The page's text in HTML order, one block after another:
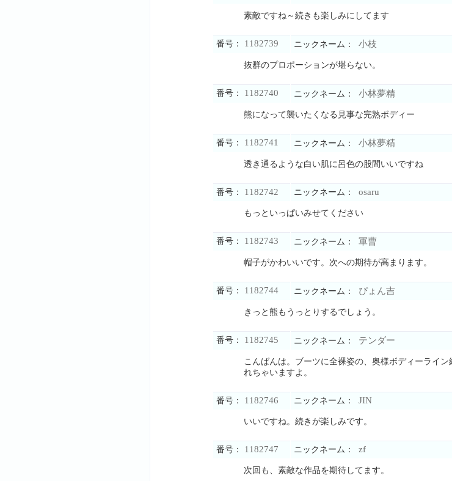
素敵ですね～続きも楽しみにしてます
番号： 1182739 ニックネーム： 小枝
抜群のプロポーションが堪らない。
番号： 1182740 ニックネーム： 小林夢精
熊になって襲いたくなる見事な完熟ボディー
番号： 1182741 ニックネーム： 小林夢精
透き通るような白い肌に呂色の股間いいですね
番号： 1182742 ニックネーム： osaru
もっといっぱいみせてください
番号： 1182743 ニックネーム： 軍曹
帽子がかわいいです。次への期待が高まります。
番号： 1182744 ニックネーム： ぴょん吉
きっと熊もうっとりするでしょう。
番号： 1182745 ニックネーム： テンダー
こんばんは。ブーツに全裸姿の、奥様ボディーライ
れちゃいますよ。
番号： 1182746 ニックネーム： JIN
いいですね。続きが楽しみです。
番号： 1182747 ニックネーム： zf
次回も、素敵な作品を期待してます。